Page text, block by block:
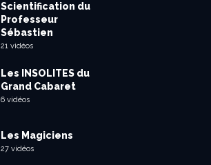
Scientification du
Professeur
Sébastien
21 vidéos
Les INSOLITES du
Grand Cabaret
6 vidéos
Les Magiciens
27 vidéos